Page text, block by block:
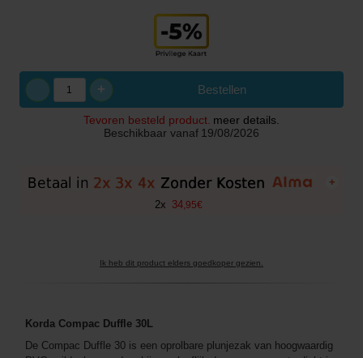
Bestellen
+
Tevoren besteld product. meer details.
Beschikbaar vanaf 19/08/2026
+
2x 34 95€
Ik heb dit product elders goedkoper gezien.
Korda Compac Duffle 30L
De Compac Duffle 30 is een oprolbare plunjezak van hoogwaardig